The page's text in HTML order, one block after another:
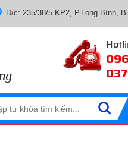
Đ/c: 235/38/5 KP2, P.Long Bình,